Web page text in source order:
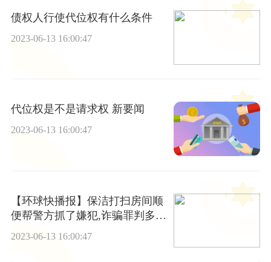
债权人行使代位权有什么条件
2023-06-13 16:00:47
代位权是不是请求权 新要闻
2023-06-13 16:00:47
【环球快播报】保洁打扫房间顺
便帮警方抓了嫌犯,诈骗罪判多少
2023-06-13 16:00:47